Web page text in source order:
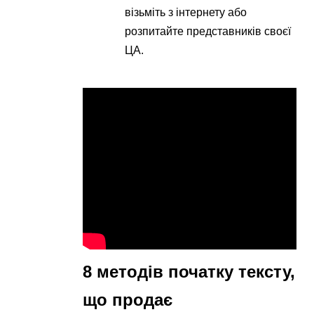
візьміть з інтернету або
розпитайте представників своєї
ЦА.
8 методів початку тексту,
що продає